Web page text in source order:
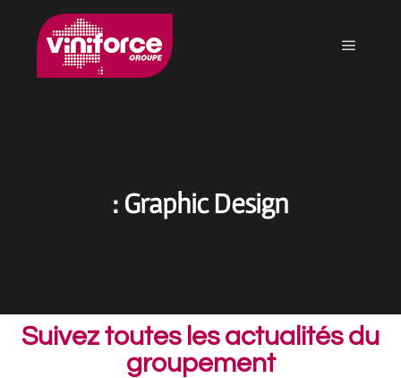
: Graphic Design
Suivez toutes les actualités du
groupement